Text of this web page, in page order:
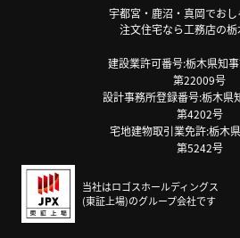
宇都宮・鹿沼・真岡でお
注文住宅なら工務店の
建設業許可番号:栃木県知
第22009号
設計事務所登録番号:栃木県
第4202号
宅地建物取引業免許:栃木県
第5242号
当社はロゴスホールディングス
(東証上場)のグループ会社です